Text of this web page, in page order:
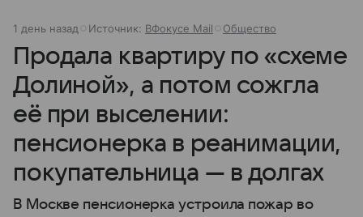
1 день назад Источник: ВФокусе Mail Общество
Продала квартиру по «схеме
Долиной», а потом сожгла
её при выселении:
пенсионерка в реанимации,
покупательница — в долгах
В Москве пенсионерка устроила пожар во